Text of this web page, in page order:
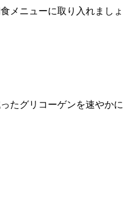
メニューに取り入れましょ
たグリコーゲンを速やかに